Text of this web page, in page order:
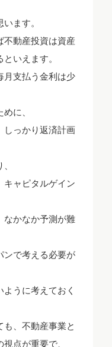
ます。
不動産投資は資産
いえます。
月支払う金利は少
に、
しっかり返済計画
キャピタルゲイン
なかなか予測が難
ンで考える必要が
うに考えておく
、不動産事業と
点が重要で、